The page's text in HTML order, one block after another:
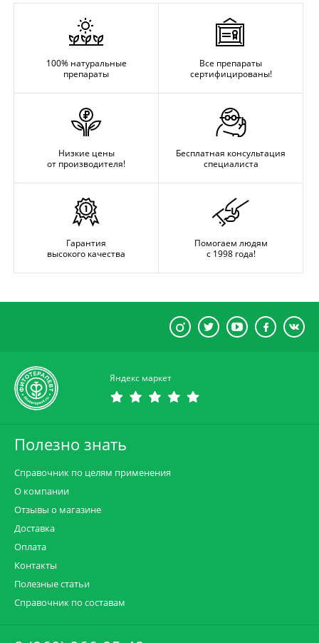
100% натуральные
препараты
Все препараты
сертифицированы!
Низкие цены
от производителя!
Бесплатная консультация
специалиста
Гарантия
высокого качества
Помогаем людям
с 1998 года!
Яндекс маркет
Полезно знать
Справочник по целям применения
О компании
Отзывы о магазине
Доставка
Оплата
Контакты
Полезные статьи
Справочник по составам